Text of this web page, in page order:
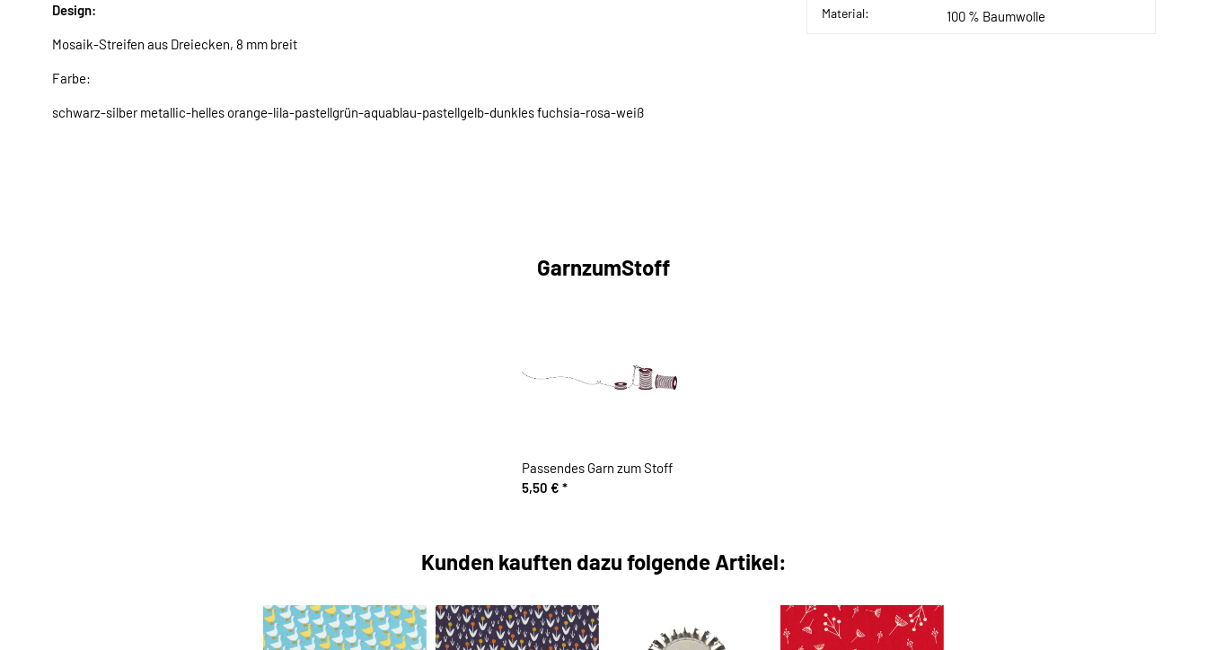
Design:
Mosaik-Streifen aus Dreiecken, 8 mm breit
Farbe:
schwarz-silber metallic-helles orange-lila-pastellgrün-aquablau-pastellgelb-dunkles fuchsia-rosa-weiß
Material: 100 % Baumwolle
GarnzumStoff
Passendes Garn zum Stoff
5,50 € *
Kunden kauften dazu folgende Artikel: